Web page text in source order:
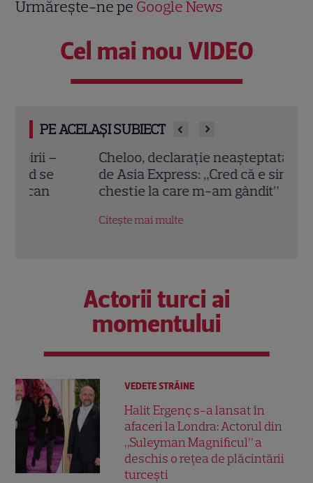
Urmărește-ne pe Google News
Cel mai nou VIDEO
PE ACELAȘI SUBIECT
Cheloo, declarație neașteptată înainte
de Asia Express: „Cred că e singura
chestie la care m-am gândit”
Citește mai multe
Actorii turci ai
momentului
VEDETE STRĂINE
Halit Ergenç s-a lansat în
afaceri la Londra: Actorul din
„Suleyman Magnificul” a
deschis o rețea de plăcintării
turcești